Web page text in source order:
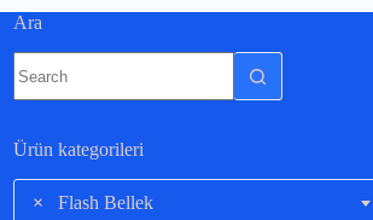
Ara
Ürün kategorileri
× Flash Bellek